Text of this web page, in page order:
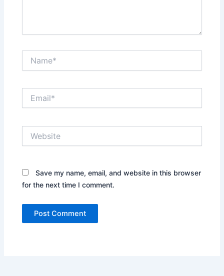
Save my name, email, and website in this browser
for the next time I comment.